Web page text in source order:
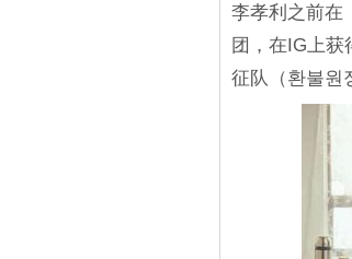
李孝利之前在
团，在IG上
征队（환불원